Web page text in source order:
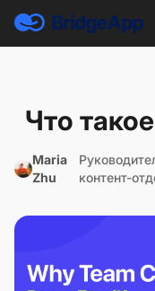
Что
Maria
Zhu
контент-